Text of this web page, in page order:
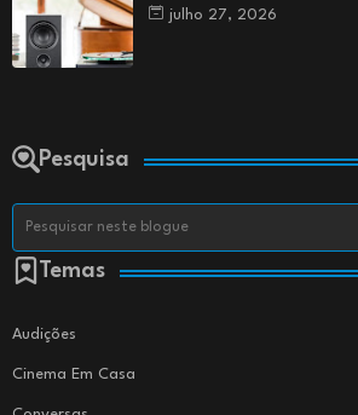
julho 27, 2026
Pesquisa
Temas
Audições
Cinema Em Casa